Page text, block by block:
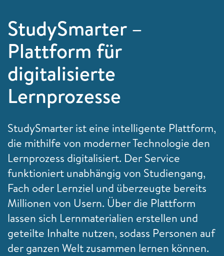
StudySmarter –
Plattform für
digitalisierte
Lernprozesse
StudySmarter ist eine intelligente Plattform,
die mithilfe von moderner Technologie den
Lernprozess digitalisiert. Der Service
funktioniert unabhängig von Studiengang,
Fach oder Lernziel und überzeugte bereits
Millionen von Usern. Über die Plattform
lassen sich Lernmaterialien erstellen und
geteilte Inhalte nutzen, sodass Personen auf
der ganzen Welt zusammen lernen können.